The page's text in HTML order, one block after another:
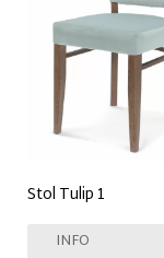
Stol Tulip 1
INFO